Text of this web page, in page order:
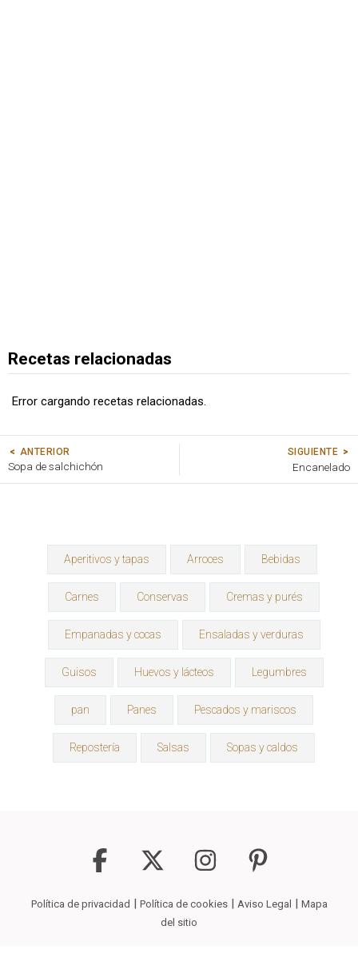
Recetas relacionadas
Error cargando recetas relacionadas.
ANTERIOR
Sopa de salchichón
SIGUIENTE
Encanelado
Aperitivos y tapas Arroces Bebidas
Carnes Conservas Cremas y purés
Empanadas y cocas Ensaladas y verduras
Guisos Huevos y lácteos Legumbres
pan Panes Pescados y mariscos
Repostería Salsas Sopas y caldos
Política de privacidad | Política de cookies| Aviso Legal | Mapa
del sitio